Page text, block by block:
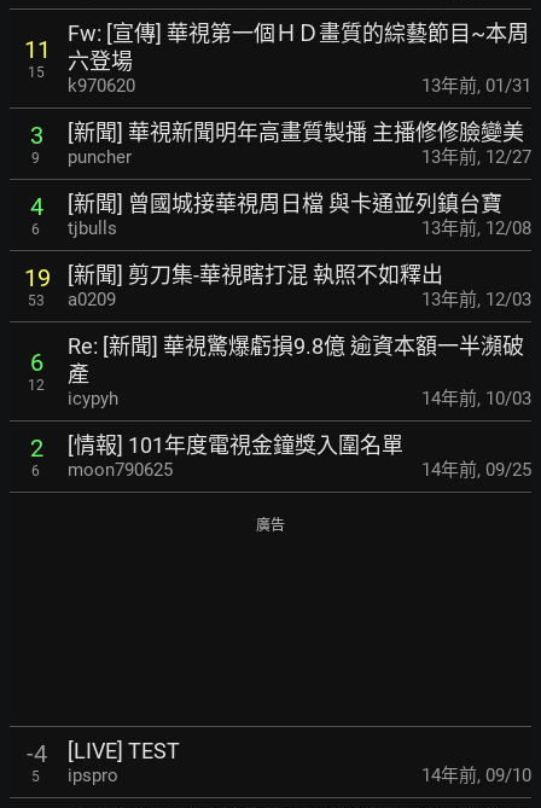
11
15
Fw: [宣傳] 華視第一個ＨＤ畫質的綜藝節目~本周
六登場
k970620 13年前, 01/31
3
9
[新聞] 華視新聞明年高畫質製播 主播修修臉變美
puncher 13年前, 12/27
4
6
[新聞] 曾國城接華視周日檔 與卡通並列鎮台寶
tjbulls 13年前, 12/08
19
53
[新聞] 剪刀集-華視瞎打混 執照不如釋出
a0209 13年前, 12/03
6
12
Re: [新聞] 華視驚爆虧損9.8億 逾資本額一半瀕破
產
icypyh 14年前, 10/03
2
6
[情報] 101年度電視金鐘獎入圍名單
moon790625 14年前, 09/25
廣告
-4
5
[LIVE] TEST
ipspro 14年前, 09/10